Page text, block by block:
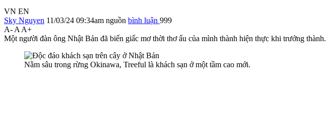
VN EN
Sky Nguyen 11/03/24 09:34am nguồn bình luận 999
A- A A+
Một người đàn ông Nhật Bản đã biến giấc mơ thời thơ ấu của mình thành hiện thực khi trưởng thành.
Nằm sâu trong rừng Okinawa, Treeful là khách sạn ở một tầm cao mới.